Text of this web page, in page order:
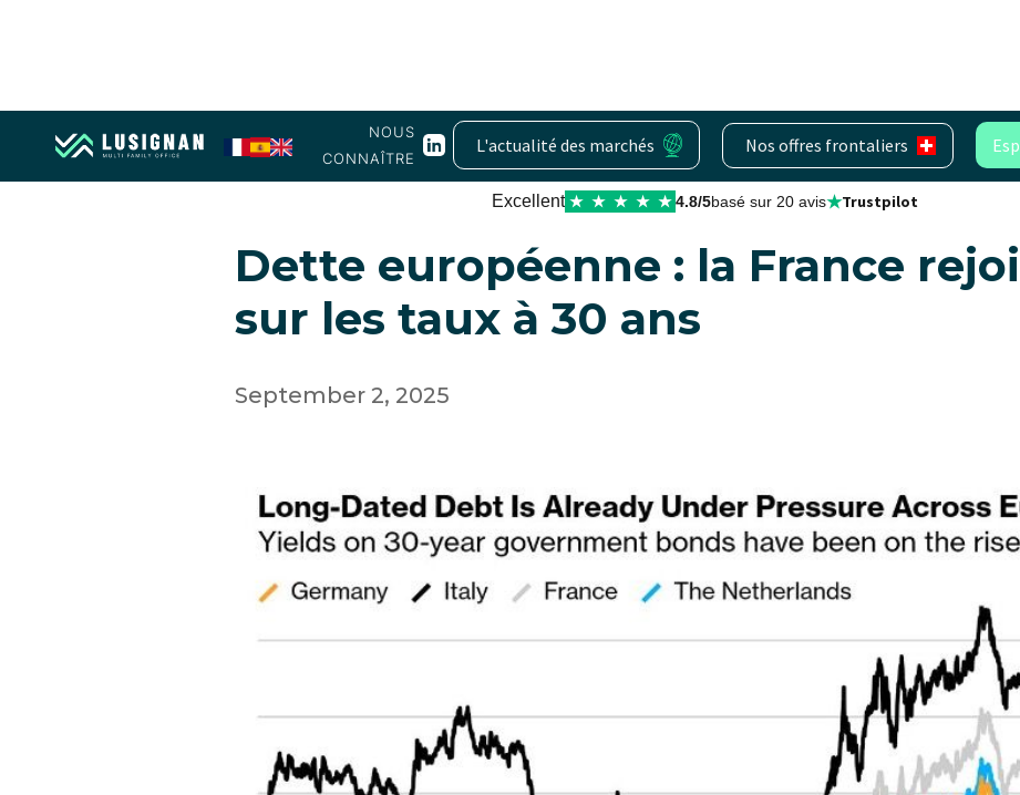
NOUS
CONNAÎTRE
L'actualité des marchés Nos offres frontaliers
Excellent ★ ★ ★ ★ ★ 4.8/5basé sur 20 avis★Trustpilot
Dette européenne : la France
sur les taux à 30 ans
September 2, 2025